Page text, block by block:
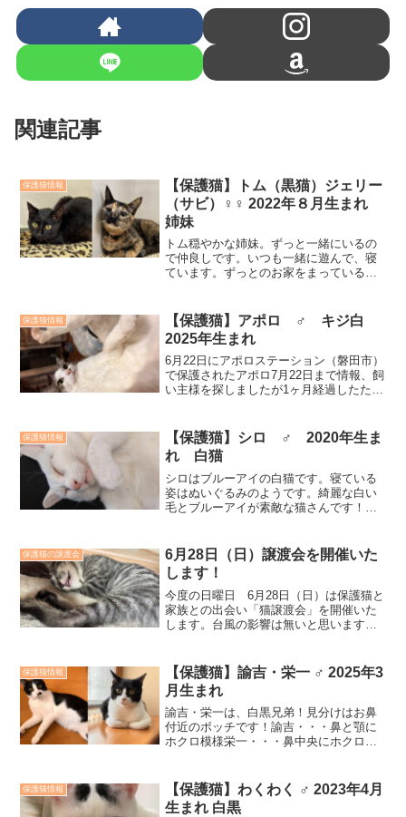
関連記事
保護猫情報
【保護猫】トム（黒猫）ジェリー
（サビ）♀♀ 2022年８月生まれ
姉妹
トム穏やかな姉妹。ずっと一緒にいるの
で仲良しです。いつも一緒に遊んで、寝
ています。ずっとのお家をまっている姉
ろしくお願いいたします。トム ♀ 黒
猫ジェリー ♀ サビ20...
保護猫情報
【保護猫】アポロ ♂ キジ白
2025年生まれ
6月22日にアポロステーション（磐田市）
で保護されたアポロ7月22日まで情報、飼
い主様を探しましたが1ヶ月経過したた
です。抱っこも大好きです♥写真参加とな
りますが、随時...
保護猫情報
【保護猫】シロ ♂ 2020年生ま
れ 白猫
シロはブルーアイの白猫です。寝ている
姿はぬいぐるみのようです。綺麗な白い
毛とブルーアイが素敵な猫さんです！遊
す。これからの長い時間、まったりと過
ごせる、ずっとのお家を待...
保護猫の譲渡会
6月28日（日）譲渡会を開催いた
します！
今度の日曜日 6月28日（日）は保護猫と
家族との出会い「猫譲渡会」を開催いた
します。台風の影響は無いと思いますが
協働まちづくりセンターふらっと時間：
10時～12時※会場...
保護猫情報
【保護猫】諭吉・栄一 ♂ 2025年3
月生まれ
諭吉・栄一は、白黒兄弟！見分けはお鼻
付近のボッチです！諭吉・・・鼻と顎に
ホクロ模様栄一・・・鼻中央にホクロ模
くださる里親様を募集しています栄一く
んは控え目で諭吉くんと...
保護猫情報
【保護猫】わくわく ♂ 2023年4月
生まれ 白黒